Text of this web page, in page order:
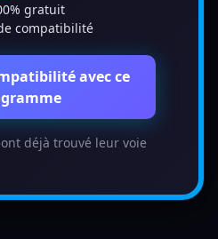
gratuit
compatibilité
avec ce
déjà trouvé leur voie